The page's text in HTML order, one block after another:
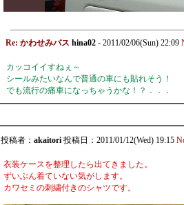
Re: かわせみバス hina02 - 2011/02/06(Sun) 22:09
カッコイイすねぇ～
シールみたいなんで普通の車にも貼れそう！
でも流行の痛車になっちゃうかな！？．．．
投稿者： akaitori 投稿日：2011/01/12(Wed) 19:15
衣装ケースを整理したら出てきました。
ずいぶん着ていない気がします。
カワセミの刺繍付きのシャツです。